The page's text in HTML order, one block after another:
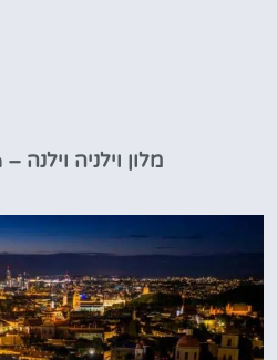
מלון וילניה וילנה – Hotel Vilnia